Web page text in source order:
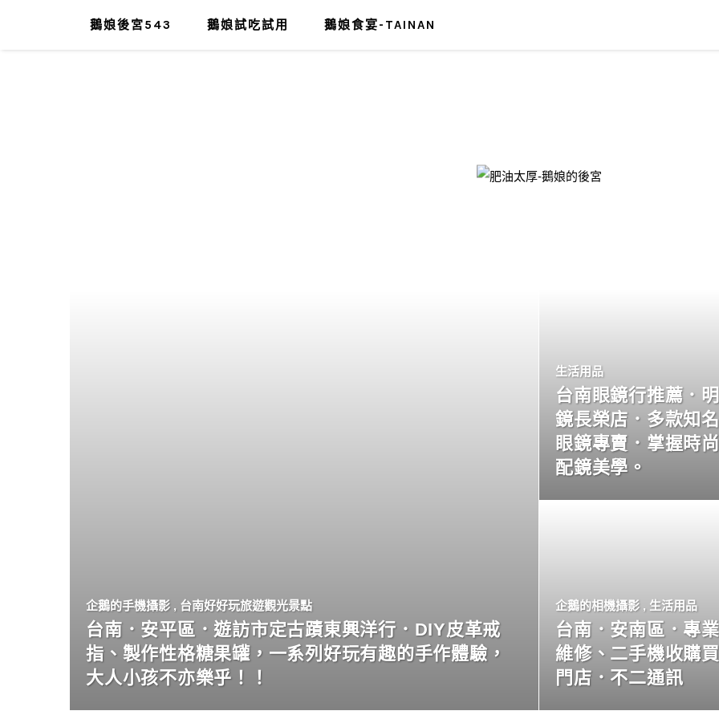
鵝娘後宮543 鵝娘試吃試用 鵝娘食宴-TAINAN
肥油太厚-鵝娘的後宮
企鵝的手機攝影 , 台南好好玩旅遊觀光景點
台南．安平區．遊訪市定古蹟東興洋行．DIY皮革戒
指、製作性格糖果罐，一系列好玩有趣的手作體驗，
大人小孩不亦樂乎！！
生活用品
台南眼鏡行推薦．
鏡長榮店．多款知
眼鏡專賣．掌握時
配鏡美學。
企鵝的相機攝影 , 生活用品
台南．安南區．專
維修、二手機收購
門店．不二通訊